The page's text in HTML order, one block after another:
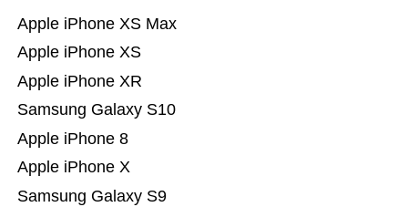
Samsung Galaxy S9
Apple iPhone X
Apple iPhone 8
Samsung Galaxy S10
Apple iPhone XR
Apple iPhone XS
Apple iPhone XS Max